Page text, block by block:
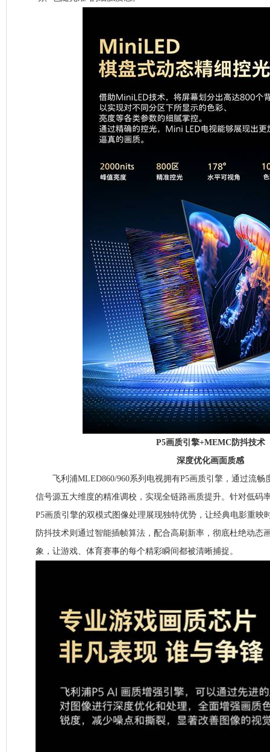
P5画质引擎+MEMC防抖技术
深度优化画面质感
飞利浦MLED860/960系列电视拥有P5画质引擎，通过流畅
信号源五大维度的精准调校，实现全链路画质提升。针对低码
P5画质引擎的双模式图像处理展现独特优势，让经典电影重映
防抖技术则通过智能插帧算法，配合高刷新率，彻底杜绝动态
象，让游戏、体育赛事的每个精彩瞬间都被清晰捕捉。